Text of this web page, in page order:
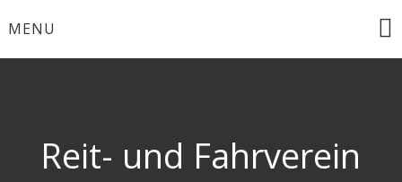
toMENU
Reit- und Fahrverein